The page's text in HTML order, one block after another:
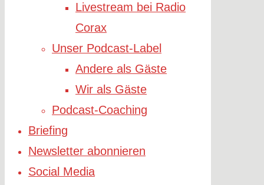
Livestream bei Radio
Corax
Unser Podcast-Label
Andere als Gäste
Wir als Gäste
Podcast-Coaching
Briefing
Newsletter abonnieren
Social Media